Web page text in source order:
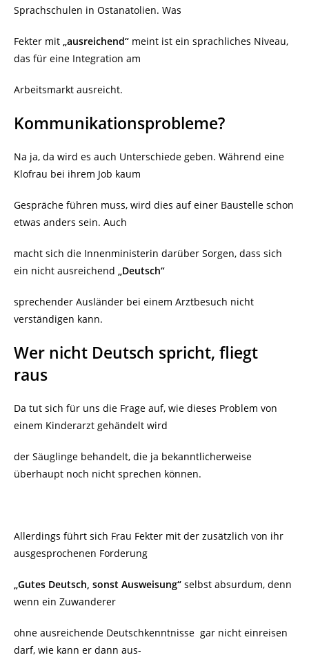
Sprachschulen in Ostanatolien. Was
Fekter mit „ausreichend“ meint ist ein sprachliches Niveau,
das für eine Integration am
Arbeitsmarkt ausreicht.
Kommunikationsprobleme?
Na ja, da wird es auch Unterschiede geben. Während eine
Klofrau bei ihrem Job kaum
Gespräche führen muss, wird dies auf einer Baustelle schon
etwas anders sein. Auch
macht sich die Innenministerin darüber Sorgen, dass sich
ein nicht ausreichend
„Deutsch“
sprechender Ausländer bei einem Arztbesuch nicht
verständigen kann.
Wer nicht Deutsch spricht, fliegt
raus
Da tut sich für uns die Frage auf, wie dieses Problem von
einem Kinderarzt gehändelt wird
der Säuglinge behandelt, die ja bekanntlicherweise
überhaupt noch nicht sprechen können.
Allerdings führt sich Frau Fekter mit der zusätzlich von ihr
ausgesprochenen Forderung
„Gutes Deutsch, sonst Ausweisung“ selbst absurdum, denn
wenn ein Zuwanderer
ohne ausreichende Deutschkenntnisse gar nicht einreisen
darf, wie kann er dann aus-